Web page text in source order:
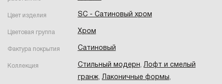
Цвет изделия SC - Сатиновый хром
Цветовая группа Хром
Фактура покрытия Сатиновый
Коллекция Стильный модерн,Лофт и смелый
гранж,Лаконичные формы,